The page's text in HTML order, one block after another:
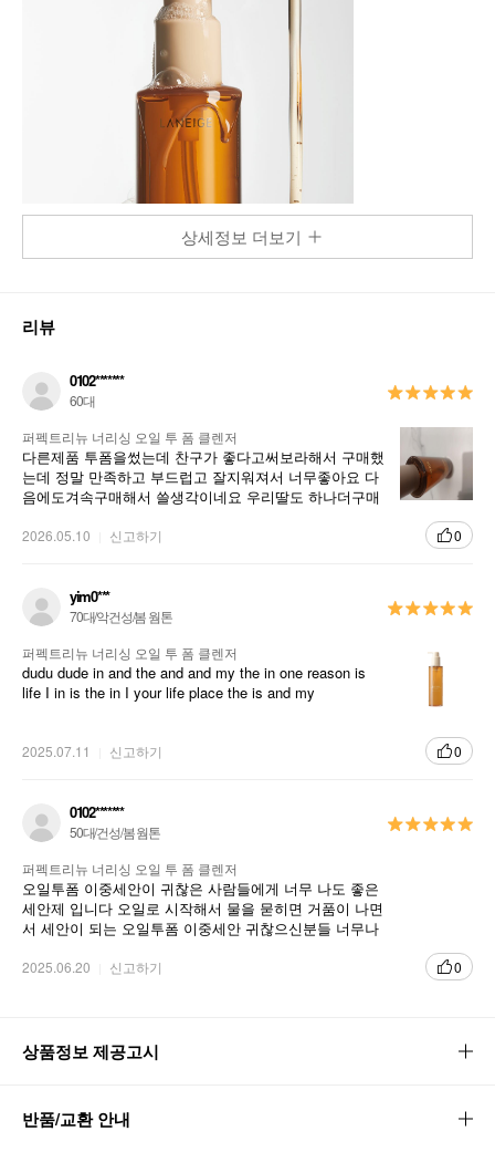
상세정보 더보기
리뷰
0102*******
60대
퍼펙트리뉴 너리싱 오일 투 폼 클렌저
다른제품 투폼을썼는데 찬구가 좋다고써보라해서 구매했
는데 정말 만족하고 부드럽고 잘지워져서 너무좋아요 다
음에도겨속구매해서 쓸생각이네요 우리딸도 하나더구매
2026.05.10 신고하기 0
yim0***
70대/악건성/봄 웜톤
퍼펙트리뉴 너리싱 오일 투 폼 클렌저
dudu dude in and the and and my the in one reason is
life I in is the in I your life place the is and my
2025.07.11 신고하기 0
0102*******
50대/건성/봄 웜톤
퍼펙트리뉴 너리싱 오일 투 폼 클렌저
오일투폼 이중세안이 귀찮은 사람들에게 너무 나도 좋은
세안제 입니다 오일로 시작해서 물을 묻히면 거품이 나면
서 세안이 되는 오일투폼 이중세안 귀찮으신분들 너무나
2025.06.20 신고하기 0
상품정보 제공고시
반품/교환 안내